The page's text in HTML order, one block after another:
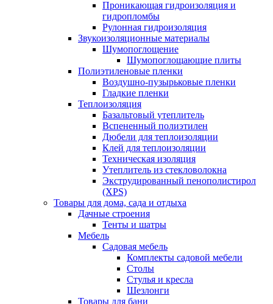
Проникающая гидроизоляция и
гидропломбы
Рулонная гидроизоляция
Звукоизоляционные материалы
Шумопоглощение
Шумопоглощающие плиты
Полиэтиленовые пленки
Воздушно-пузырьковые пленки
Гладкие пленки
Теплоизоляция
Базальтовый утеплитель
Вспененный полиэтилен
Дюбели для теплоизоляции
Клей для теплоизоляции
Техническая изоляция
Утеплитель из стекловолокна
Экструдированный пенополистирол
(XPS)
Товары для дома, сада и отдыха
Дачные строения
Тенты и шатры
Мебель
Садовая мебель
Комплекты садовой мебели
Столы
Стулья и кресла
Шезлонги
Товары для бани